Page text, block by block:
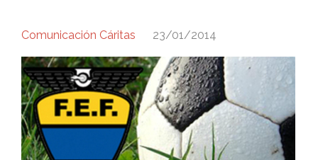
Comunicación Cáritas 23/01/2014